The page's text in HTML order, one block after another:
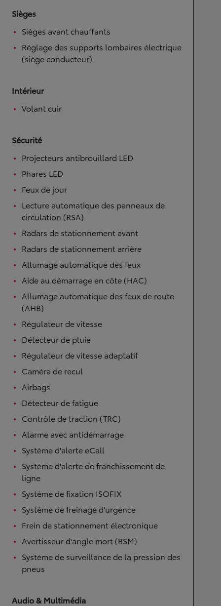
Sièges
Sièges avant chauffants
Réglage des supports lombaires électrique
(siège conducteur)
Intérieur
Volant cuir
Sécurité
Projecteurs antibrouillard LED
Phares LED
Feux de jour
Lecture automatique des panneaux de
circulation (RSA)
Radars de stationnement avant
Radars de stationnement arrière
Allumage automatique des feux
Aide au démarrage en côte (HAC)
Allumage automatique des feux de route
(AHB)
Régulateur de vitesse
Détecteur de pluie
Régulateur de vitesse adaptatif
Caméra de recul
Airbags
Détecteur de fatigue
Contrôle de traction (TRC)
Alarme avec antidémarrage
Système d'alerte eCall
Système d'alerte de franchissement de
ligne
Système de fixation ISOFIX
Système de freinage d'urgence
Frein de stationnement électronique
Avertisseur d'angle mort (BSM)
Système de surveillance de la pression des
pneus
Audio & Multimédia